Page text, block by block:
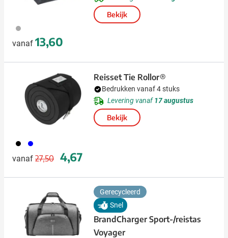
491
vanaf 13,60
Bekijk
001 005
vanaf
Normale prijs
27,50
Speciale prijs
4,67
Reisset Tie Rollor®
Bedrukken vanaf 4 stuks
Levering vanaf17 augustus
Bekijk
Gerecycleerd
Snel
BrandCharger Sport-/reistas
Voyager